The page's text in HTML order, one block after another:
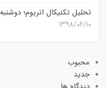
تحلیل تکنیکال اتریوم؛ دوشنبه 28 شهریور
۱۳۹۸/۰۶/۱۰
محبوب
جدید